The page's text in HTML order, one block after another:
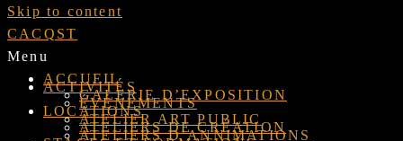
Skip to content
CACQST
Menu
ACCUEIL
ACTIVITÉS
GALERIE D’EXPOSITION
ÉVÉNEMENTS
LOCATIONS
ATELIER ART PUBLIC
ATELIERS DE CRÉATION
ATELIERS D’ANNIMATIONS